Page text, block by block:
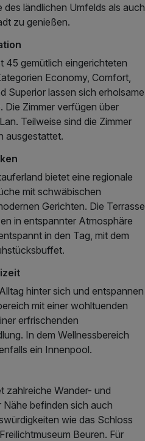
des ländlichen Umfelds als auch
zu genießen.
45 gemütlich eingerichteten
Economy, Comfort,
Superior lassen sich erholsame
Die Zimmer verfügen über
Teilweise sind die Zimmer
ausgestattet.
bietet eine regionale
mit schwäbischen
Gerichten. Die Terrasse
in entspannter Atmosphäre
in den Tag, mit dem
hinter sich und entspannen
mit einer wohltuenden
erfrischenden
In dem Wellnessbereich
ein Innenpool.
zahlreiche Wander- und
Nähe befinden sich auch
wie das Schloss
Beuren. Für